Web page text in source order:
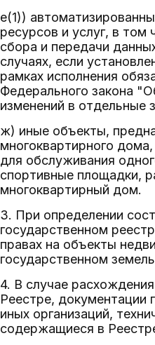
е(1))
ресурсов и услуг, в том
сбора и передачи
случаях, если
рамках исполнения
Федерального закона
изменений в отдельные
ж) иные объекты,
многоквартирного
для обслуживания
спортивные площадки,
многоквартирный дом.
3. При определении
государственном
правах на объекты
государственном
4. В случае
Реестре, документации
иных организаций,
содержащиеся в